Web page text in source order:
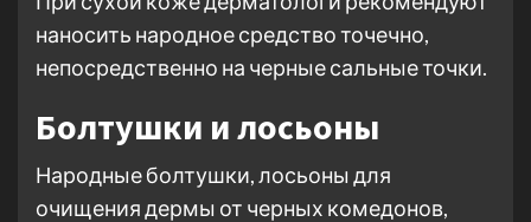
наносить народное средство точечно,
непосредственно на черные сальные точки.
Болтушки и лосьоны
Народные болтушки, лосьоны для
очищения дермы от черных комедонов,